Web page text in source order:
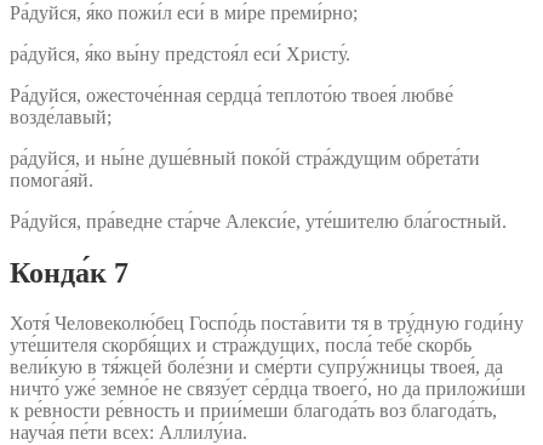
Ра́дуйся, я́ко пожи́л еси́ в ми́ре преми́рно;
ра́дуйся, я́ко вы́ну предстоя́л еси́ Христу́.
Ра́дуйся, ожесточе́нная сердца́ теплото́ю твоея́ любве́
возде́лавый;
ра́дуйся, и ны́не душе́вный поко́й стра́ждущим обрета́ти
помога́яй.
Ра́дуйся, пра́ведне ста́рче Алекси́е, уте́шителю бла́гостный.
Конда́к 7
Хотя́ Человеколю́бец Госпо́дь поста́вити тя в тру́дную годи́ну
уте́шителя скорбя́щих и стра́ждущих, посла́ тебе́ скорбь
вели́кую в тя́жцей боле́зни и сме́рти супру́жницы твоея́, да
ничто́ уже́ земно́е не связу́ет се́рдца твоего́, но да приложи́ши
к ре́вности ре́вность и прии́меши благода́ть воз благода́ть,
науча́я пе́ти всех: Аллилу́иа.